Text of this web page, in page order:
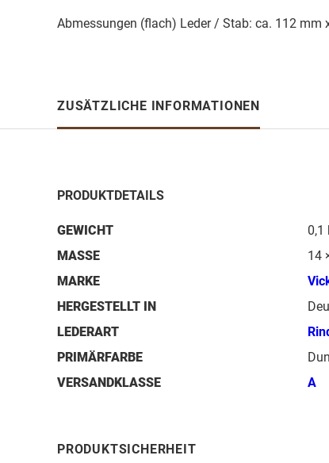
Abmessungen (flach) Leder / Stab: ca. 112
ZUSÄTZLICHE INFORMATIONEN
PRODUKTDETAILS
GEWICHT
0,1
MASSE
14
MARKE
HERGESTELLT IN
LEDERART
PRIMÄRFARBE
VERSANDKLASSE
A
PRODUKTSICHERHEIT